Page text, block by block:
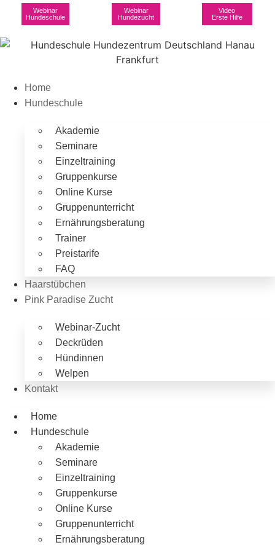
Webinar
Hundeschule
Webinar
Hundezucht
Video
Erste Hilfe
Home
Hundeschule
Akademie
Seminare
Einzeltraining
Gruppenkurse
Online Kurse
Gruppenunterricht
Ernährungsberatung
Trainer
Preistarife
FAQ
Haarstübchen
Pink Paradise Zucht
Webinar-Zucht
Deckrüden
Hündinnen
Welpen
Kontakt
Home
Hundeschule
Akademie
Seminare
Einzeltraining
Gruppenkurse
Online Kurse
Gruppenunterricht
Ernährungsberatung